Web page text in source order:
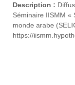
Description :
Séminaire IISMM «
monde arabe
https://